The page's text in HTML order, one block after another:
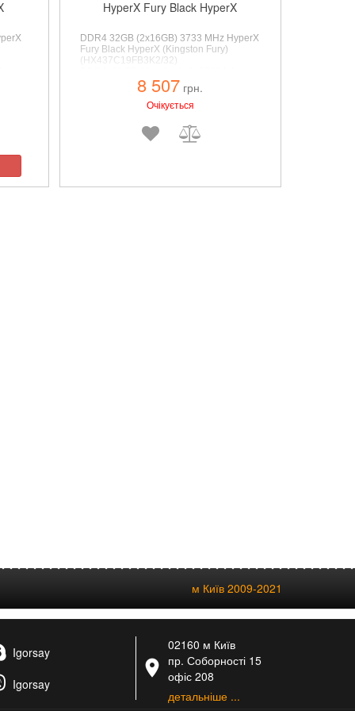
HyperX Fury Black HyperX
DDR4 32GB (2x16GB) 3733 MHz HyperX
Fury Black HyperX (Kingston Fury)
(HX437C19FB3K2/32)
8 507 грн.
Очікується
м Київ 2009-2021
Igorsay
Igorsay
02160 м Київ
пр. Соборності 15
офіс 208
детальніше ...